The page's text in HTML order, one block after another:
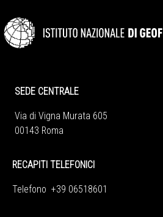
SEDE CENTRALE
Via di Vigna Murata 605
00143 Roma
RECAPITI TELEFONICI
Telefono +39 06518601